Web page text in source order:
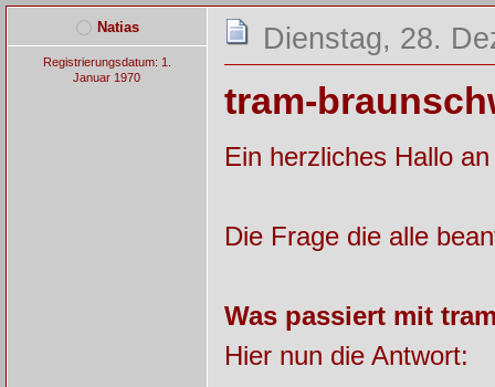
Natias
Registrierungsdatum: 1.
Januar 1970
Dienstag, 28.
tram-
Ein herzliches Hallo
Die Frage die alle
Was passiert mit
Hier nun die Antwort: